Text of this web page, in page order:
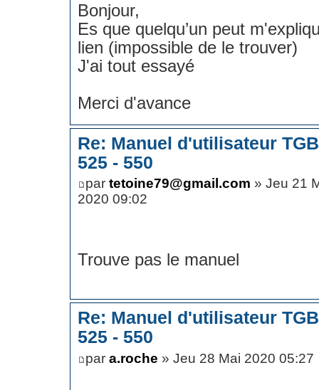
Bonjour,
Es que quelqu’un peut
lien (impossible de le trouver)
J'ai tout essayé
Merci d'avance
Re: Manuel d'utilisateur
525 - 550
par tetoine79@gmail.com » Jeu 21
2020 09:02
Trouve pas le manuel
Re: Manuel d'utilisateur
525 - 550
par a.roche » Jeu 28 Mai 2020 05:27